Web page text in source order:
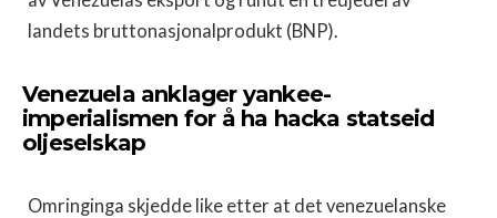
landets bruttonasjonalprodukt (BNP).
Venezuela anklager yankee-
imperialismen for å ha hacka statseid
oljeselskap
Omringinga skjedde like etter at det venezuelanske